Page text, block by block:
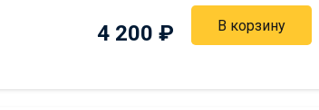
4 200 ₽ В корзину